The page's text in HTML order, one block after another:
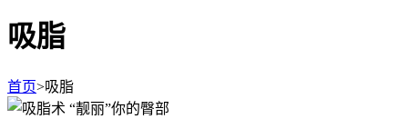
吸脂
首页>吸脂